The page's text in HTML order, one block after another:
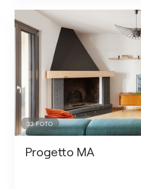
33FOTO
Progetto MA